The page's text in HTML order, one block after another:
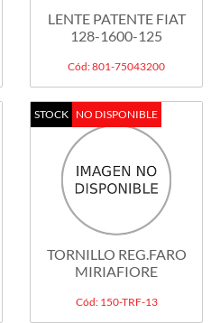
LENTE PATENTE FIAT
128-1600-125
Cód: 801-75043200
STOCK NO DISPONIBLE
TORNILLO REG.FARO
MIRIAFIORE
Cód: 150-TRF-13